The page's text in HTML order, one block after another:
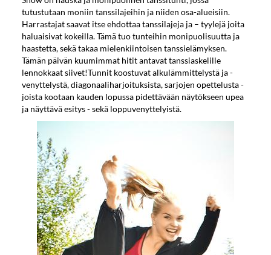
tutustutaan moniin tanssilajeihin ja niiden osa-alueisiin.
Harrastajat saavat itse ehdottaa tanssilajeja ja – tyylejä joita
haluaisivat kokeilla. Tämä tuo tunteihin monipuolisuutta ja
haastetta, sekä takaa mielenkiintoisen tanssielämyksen.
Tämän päivän kuumimmat hitit antavat tanssiaskelille
lennokkaat siivet!Tunnit koostuvat alkulämmittelystä ja -
venyttelystä, diagonaaliharjoituksista, sarjojen opettelusta -
joista kootaan kauden lopussa pidettävään näytökseen upea
ja näyttävä esitys - sekä loppuvenyttelyistä.